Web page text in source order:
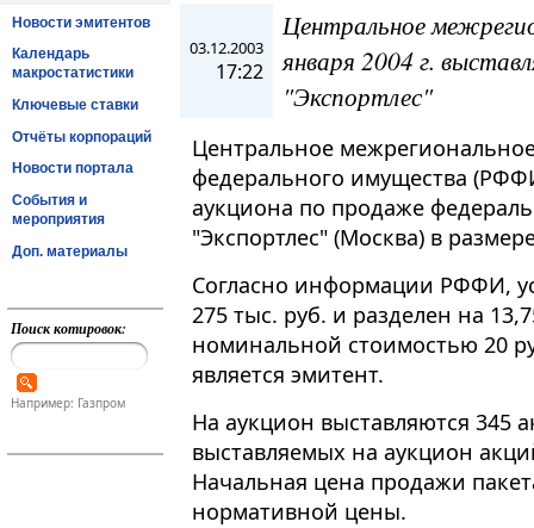
Новости эмитентов
Календарь
макростатистики
Ключевые ставки
Отчёты корпораций
Новости портала
События и
мероприятия
Доп. материалы
Поиск котировок:
Например: Газпром
03.12.2003
17:22
Центральное
января 2004 г.
"Экспортлес"
Центральное
федерального имущества
аукциона по продаже
"Экспортлес" (Москва) в
Согласно информации РФФИ,
275 тыс. руб. и разделен на
номинальной стоимостью 20
является эмитент.
На аукцион выставляются 345
выставляемых на аукцион
Начальная цена продажи
нормативной цены.